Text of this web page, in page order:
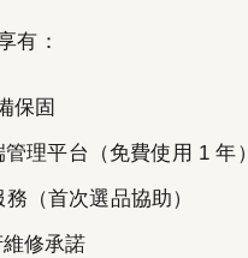
有：
保固
理平台（免費使用 1 年）
（首次選品協助）
修承諾